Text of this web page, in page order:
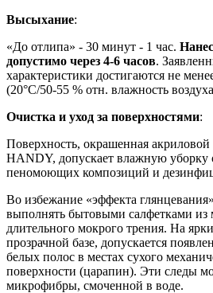
Высыхание:
«До отлипа» - 30 минут - 1 час.
допустимо через 4-6 часов.
характеристики достигаются не
(20°C/50-55 % отн. влажность
Очистка и уход за поверхностями:
Поверхность, окрашенная акриловой
HANDY, допускает влажную уборку
пеномоющих композиций и
Во избежание «эффекта
выполнять бытовыми салфетками из
длительного мокрого трения. На
прозрачной базе, допускается
белых полос в местах сухого
поверхности (царапин). Эти следы
микрофибры, смоченной в воде.